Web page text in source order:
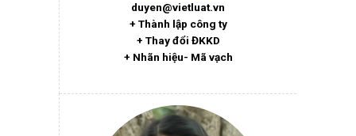
duyen@vietluat.vn
+ Thành lập công ty
+ Thay đổi ĐKKD
+ Nhãn hiệu- Mã vạch